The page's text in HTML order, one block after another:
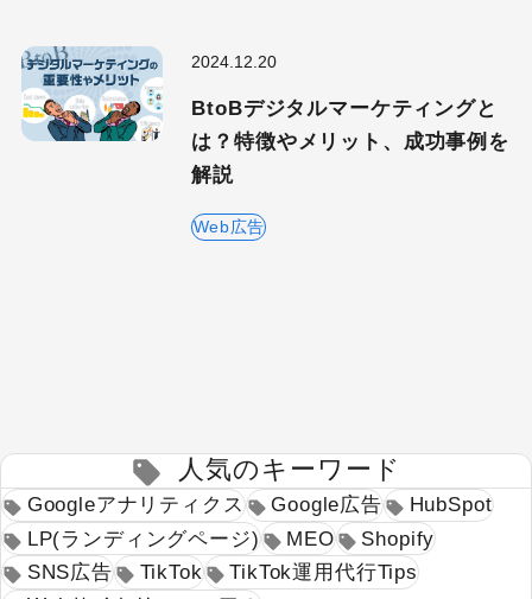
2024.12.20
BtoBデジタルマーケティングと
は？特徴やメリット、成功事例を
解説
Web広告
人気のキーワード
Googleアナリティクス Google広告
HubSpot
LP(ランディングページ)
MEO
Shopify
SNS広告
TikTok
TikTok運用代行Tips